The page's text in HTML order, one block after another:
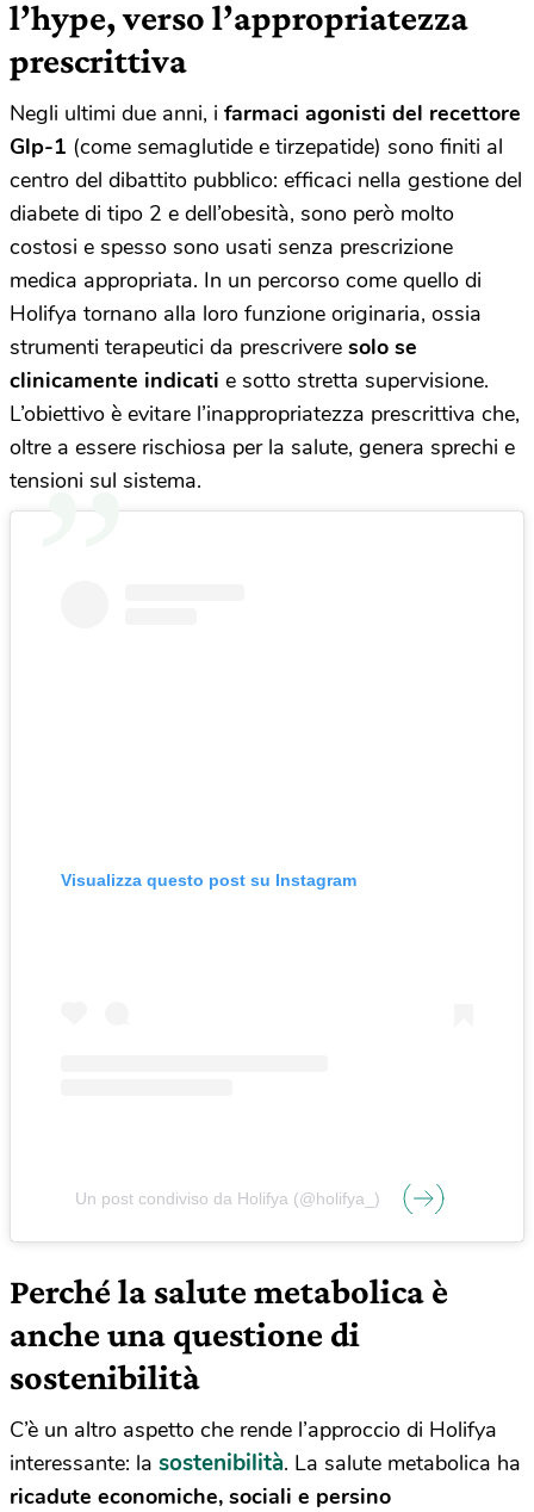
l’hype, verso l’appropriatezza
prescrittiva
Negli ultimi due anni, i farmaci agonisti del recettore
Glp-1 (come semaglutide e tirzepatide) sono finiti al
centro del dibattito pubblico: efficaci nella gestione del
diabete di tipo 2 e dell’obesità, sono però molto
costosi e spesso sono usati senza prescrizione
medica appropriata. In un percorso come quello di
Holifya tornano alla loro funzione originaria, ossia
strumenti terapeutici da prescrivere solo se
clinicamente indicati e sotto stretta supervisione.
L’obiettivo è evitare l’inappropriatezza prescrittiva che,
oltre a essere rischiosa per la salute, genera sprechi e
tensioni sul sistema.
Visualizza questo post su Instagram
Un post condiviso da Holifya (@holifya_)
Perché la salute metabolica è
anche una questione di
sostenibilità
C’è un altro aspetto che rende l’approccio di Holifya
interessante: la sostenibilità. La salute metabolica ha
ricadute economiche, sociali e persino